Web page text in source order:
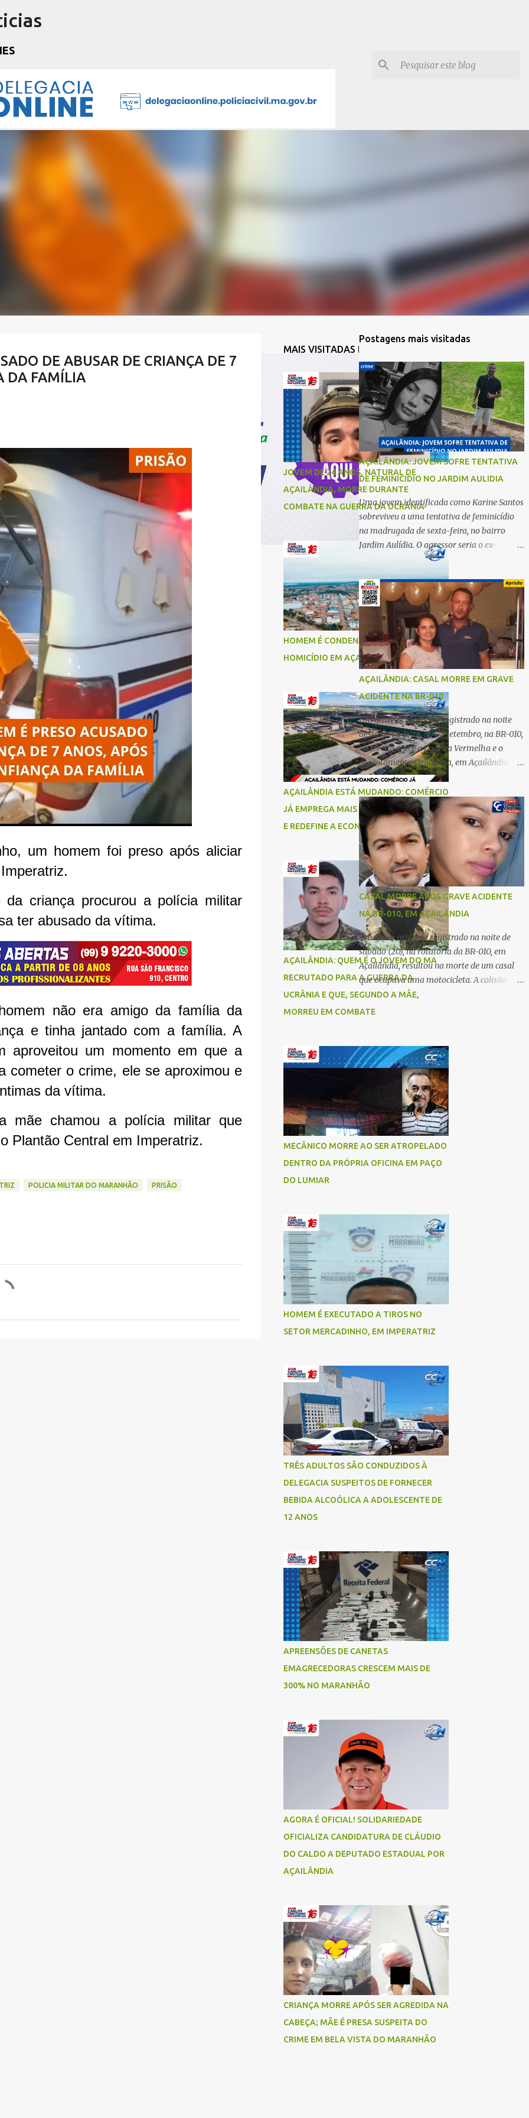
DE ABUSAR DE CRIANÇA DE 7
DA FAMÍLIA
um homem foi preso após aliciar
criança procurou a polícia militar
ter abusado da vítima.
não era amigo da família da
e tinha jantado com a família. A
aproveitou um momento em que a
cometer o crime, ele se aproximou e
da vítima.
mãe chamou a polícia militar que
Plantão Central em Imperatriz.
POLICIA MILITAR DO MARANHÃO PRISÃO
MAIS VISITADAS DA SEMANA
JOVEM DE 24 ANOS, NATURAL DE
AÇAILÂNDIA, MORRE DURANTE
COMBATE NA GUERRA DA UCRÂNIA
HOMEM É CONDENADO A 18 ANOS POR
HOMICÍDIO EM AÇAILÂNDIA
AÇAILÂNDIA ESTÁ MUDANDO: COMÉRCIO
JÁ EMPREGA MAIS DO QUE A INDÚSTRIA
E REDEFINE A ECONOMIA DO MUNICÍPIO
AÇAILÂNDIA: QUEM É O JOVEM DO MA
RECRUTADO PARA A GUERRA DA
UCRÂNIA E QUE, SEGUNDO A MÃE,
MORREU EM COMBATE
MECÂNICO MORRE AO SER ATROPELADO
DENTRO DA PRÓPRIA OFICINA EM PAÇO
DO LUMIAR
HOMEM É EXECUTADO A TIROS NO
SETOR MERCADINHO, EM IMPERATRIZ
TRÊS ADULTOS SÃO CONDUZIDOS À
DELEGACIA SUSPEITOS DE FORNECER
BEBIDA ALCOÓLICA A ADOLESCENTE DE
12 ANOS
APREENSÕES DE CANETAS
EMAGRECEDORAS CRESCEM MAIS DE
300% NO MARANHÃO
AGORA É OFICIAL! SOLIDARIEDADE
OFICIALIZA CANDIDATURA DE CLÁUDIO
DO CALDO A DEPUTADO ESTADUAL POR
AÇAILÂNDIA
CRIANÇA MORRE APÓS SER AGREDIDA NA
CABEÇA; MÃE É PRESA SUSPEITA DO
CRIME EM BELA VISTA DO MARANHÃO
Postagens mais visitadas
AÇAILÂNDIA: JOVEM SOFRE TENTATIVA
DE FEMINICIDIO NO JARDIM AULIDIA
Uma jovem identificada como Karine Santos
sobreviveu a uma tentativa de feminicídio
na madrugada de sexta-feira, no bairro
Jardim Aulídia. O agressor seria o ex-
companheiro, com quem manteve um
relacionamento de quase três anos e com
quem tem uma filha. Segundo Karine,
durante todo o dia anterior, o suspeito
enviou mensagens insistindo para reatar o
relacionamento, mas ela deixou claro que
não queria. Naquela noite, a vítima recebeu
o convite de um amigo para ir a uma festa.
Ao chegar ao local, percebeu que o ex
também estava presente, mas permaneceu
tranquila durante todo o evento. O ataque
aconteceu quando Karine retornava para
casa, por volta das 5h40 da manhã.
“Quando cheguei, ele estava escondido.
Assim que me viu, entrou no carro e
começou a me atacar com uma faca,
atingindo também o rapaz que estava
comigo”, relatou. Após a agressão, Karine
recebeu atendimento médico e passa bem,
estando fora de perigo. A jovem também
registrou boletim de ocorrência contra o ex-
companheiro. Mesm...
AÇAILÂNDIA: CASAL MORRE EM GRAVE
ACIDENTE NA BR-010
Um grave acidente foi registrado na noite
desta terça-feira, 30 de setembro, na BR-010,
no trecho entre a Ladeira Vermelha e o
Assentamento Califórnia, em Açailândia. De
acordo com informações apuradas, as
vítimas eram um casal residente em
Imperatriz. Eles haviam vindo até o bairro
Plano da Serra, em Açailândia, para visitar
familiares e estavam a caminho de casa
quando ocorreu a tragédia. O acidente
envolveu uma motocicleta e um caminhão
caçamba. Com o impacto da colisão, o casal
não resistiu aos ferimentos e veio a óbito
ainda no local. As vítimas foram
identificadas como Carmem Rejane e
Ronaldo de Jesus. Equipes de socorro foram
acionadas, mas nada puderam fazer além
de constatar os óbitos. A Polícia Rodoviária
Federal (PRF) esteve no local para controlar
o tráfego e coletar informações que devem
CASAL MORRE APÓS GRAVE ACIDENTE
NA BR-010, EM AÇAILÂNDIA
Um grave acidente registrado na noite de
sábado (20), na rotatória da BR-010, em
Açailândia, resultou na morte de um casal
que ocupava uma motocicleta. A colisão
envolveu uma moto e um carro. De acordo
com as primeiras informações, o condutor
A passageira da moto chegou a ser
socorrida com vida e encaminhada para
atendimento médico, mas infelizmente não
resistiu aos ferimentos e veio a óbito. Uma
das vítimas foi identificada como Gleiciane,
moradora do bairro Jacu. Até o momento, o
condutor da motocicleta foi identificado
como Julimar Lucena, iria fazer 37 anos no
próximo dia 28 de junho. De acordo com
discussão, o condutor da motocicleta teria
invadido a contramão e colidido
frontalmente com um carro. As
circunstâncias do acidente deverão ser
apuradas pelas autoridades competentes. ...